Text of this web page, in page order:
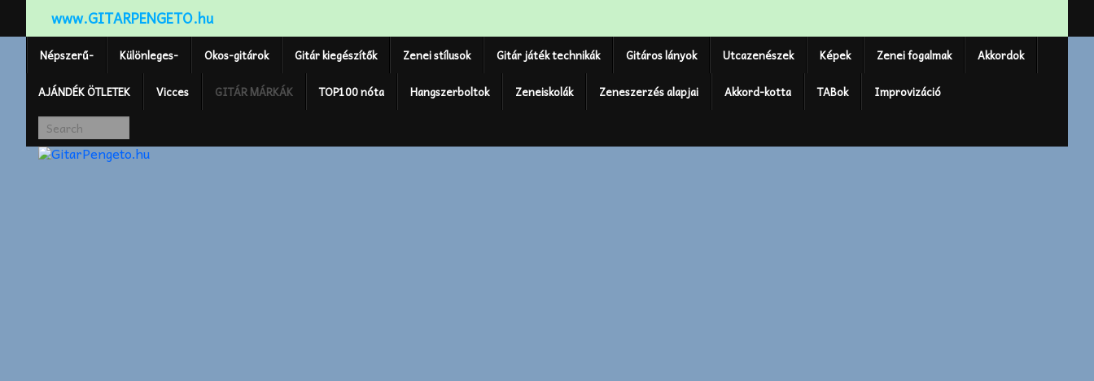
www.GITARPENGETO.hu
Népszerű- Különleges- Okos-gitárok Gitár kiegészítők Zenei stílusok Gitár játék technikák Gitáros lányok Utcazenészek Képek Zenei fogalmak Akkordok
AJÁNDÉK ÖTLETEK Vicces GITÁR MÁRKÁK TOP100 nóta Hangszerboltok Zeneiskolák Zeneszerzés alapjai Akkord-kotta TABok Improvizáció